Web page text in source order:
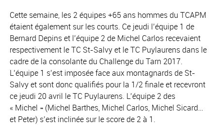
Cette semaine, les 2 équipes +65 ans hommes du TCAPM
étaient également sur les courts. Ce jeudi l’équipe 1 de
Bernard Depins et l’équipe 2 de Michel Carlos recevaient
respectivement le TC St-Salvy et le TC Puylaurens dans le
cadre de la consolante du Challenge du Tarn 2017.
L’équipe 1 s’est imposée face aux montagnards de St-
Salvy et sont donc qualifiés pour la 1/2 finale et recevront
ce jeudi 20 avril le TC Puylaurens. L’équipe 2 des
« Michel » (Michel Barthes, Michel Carlos, Michel Sicard…
et Peter) s’est inclinée sur le score de 2 à 1.